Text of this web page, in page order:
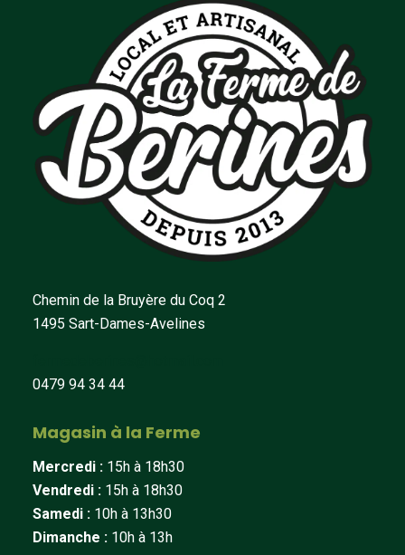
Chemin de la Bruyère du Coq 2
1495 Sart-Dames-Avelines
0479 94 34 44
Magasin à la Ferme
Mercredi : 15h à 18h30
Vendredi : 15h à 18h30
Samedi : 10h à 13h30
Dimanche : 10h à 13h